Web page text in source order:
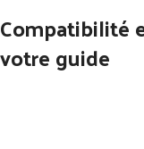
Compatibilité
votre guide